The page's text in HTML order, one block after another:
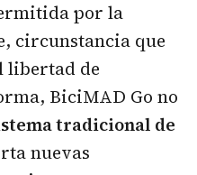
por la
circunstancia que
libertad de
BiciMAD Go no
tradicional de
nuevas